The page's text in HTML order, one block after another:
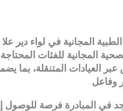
المجانية في لواء دير
المجانية للفئات
العيادات المتنقلة، بما
في المبادرة فرصة